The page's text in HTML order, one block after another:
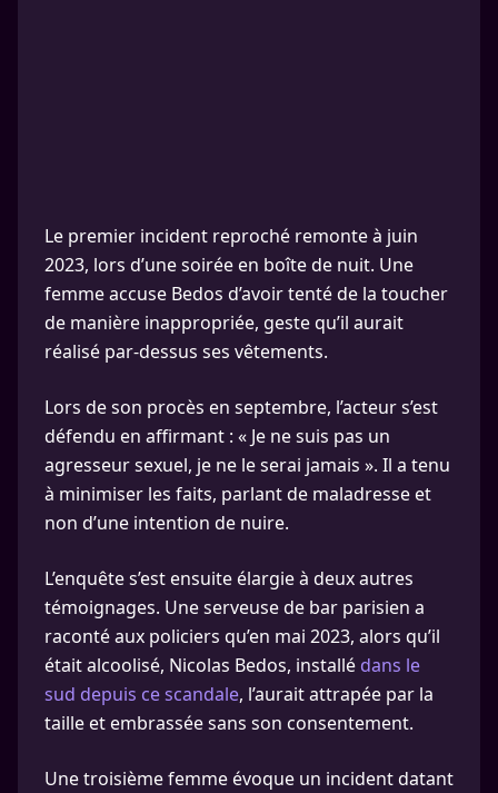
Le premier incident reproché remonte à juin
2023, lors d’une soirée en boîte de nuit. Une
femme accuse Bedos d’avoir tenté de la toucher
de manière inappropriée, geste qu’il aurait
réalisé par-dessus ses vêtements.
Lors de son procès en septembre, l’acteur s’est
défendu en affirmant : « Je ne suis pas un
agresseur sexuel, je ne le serai jamais ». Il a tenu
à minimiser les faits, parlant de maladresse et
non d’une intention de nuire.
L’enquête s’est ensuite élargie à deux autres
témoignages. Une serveuse de bar parisien a
raconté aux policiers qu’en mai 2023, alors qu’il
était alcoolisé, Nicolas Bedos, installé dans le
sud depuis ce scandale, l’aurait attrapée par la
taille et embrassée sans son consentement.
Une troisième femme évoque un incident datant